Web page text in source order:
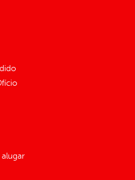
alugar